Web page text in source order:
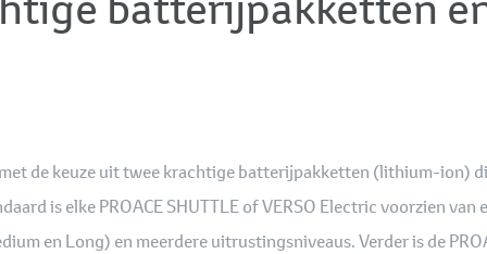
de keuze uit twee krachtige batterijpakketten (lithium-ion)
is elke PROACE SHUTTLE of VERSO Electric voorzien
en Long) en meerdere uitrustingsniveaus. Verder is de